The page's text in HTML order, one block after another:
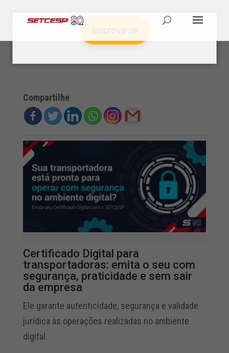
Compartilhe
Certificado Digital para
transportadoras: emita o seu com
segurança, praticidade e sem sair
da empresa
Ele garante autenticidade, segurança e validade
jurídica às operações realizadas no ambiente
digital.